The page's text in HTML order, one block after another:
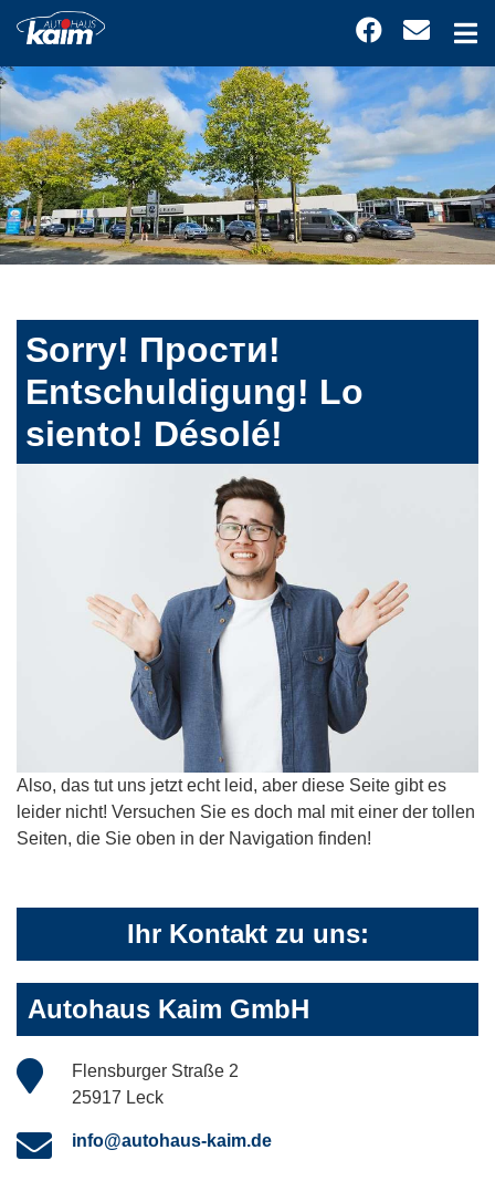
Sorry! Прости!
Entschuldigung! Lo
siento! Désolé!
Also, das tut uns jetzt echt leid, aber diese Seite gibt es
leider nicht! Versuchen Sie es doch mal mit einer der tollen
Seiten, die Sie oben in der Navigation finden!
Ihr Kontakt zu uns:
Autohaus Kaim GmbH
Flensburger Straße 2
25917 Leck
info@autohaus-kaim.de